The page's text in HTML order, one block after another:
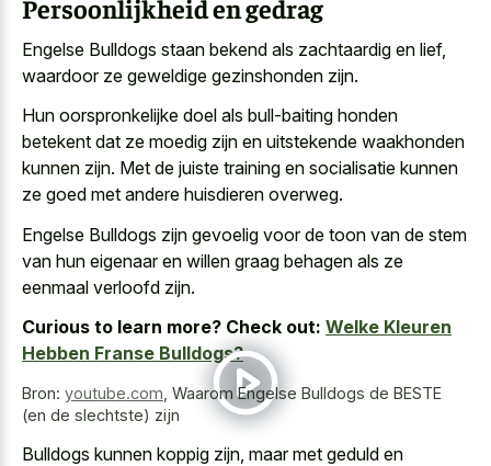
Persoonlijkheid en gedrag
Engelse Bulldogs staan bekend als zachtaardig en lief,
waardoor ze geweldige gezinshonden zijn.
Hun oorspronkelijke doel als bull-baiting honden
betekent dat ze moedig zijn en uitstekende waakhonden
kunnen zijn. Met de juiste training en socialisatie kunnen
ze goed met andere huisdieren overweg.
Engelse Bulldogs zijn gevoelig voor de toon van de stem
van hun eigenaar en willen graag behagen als ze
eenmaal verloofd zijn.
Curious to learn more? Check out: Welke Kleuren
Hebben Franse Bulldogs?
Bron: youtube.com, Waarom Engelse Bulldogs de BESTE
(en de slechtste) zijn
Bulldogs kunnen koppig zijn, maar met geduld en